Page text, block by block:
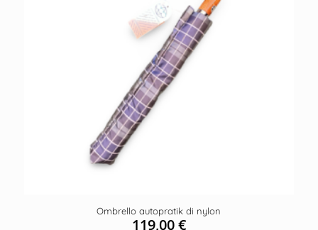
Ombrello autopratik di nylon
119,00€